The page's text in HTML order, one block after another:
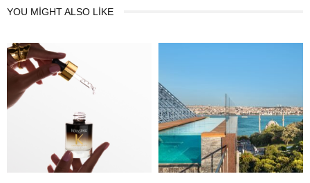
YOU MIGHT ALSO LIKE